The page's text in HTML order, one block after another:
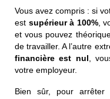
Vous avez compris : si
est supérieur à 100%,
et vous pouvez
de travailler. A l’autre
financière est nul ,
votre employeur.
Bien sûr, pour